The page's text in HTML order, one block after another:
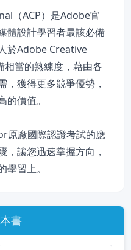
（ACP）是Adobe官
體設計學習者最該必備
於Adobe Creative
當的熟練度，藉由各
，獲得更多競爭優勢，
價值。
廠國際認證考試的應
，讓您迅速掌握方向，
習上。
書